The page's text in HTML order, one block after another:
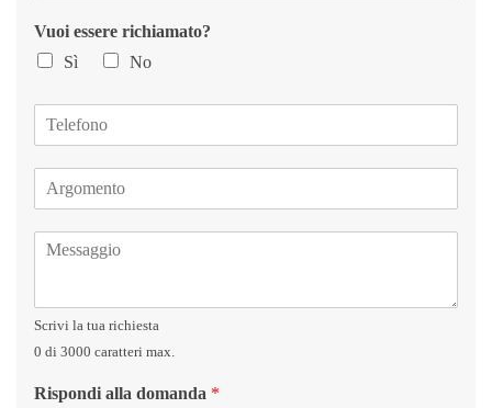
iVuoi essere richiamato?
Sì
No
n
t
o
M
s
a
g
i
Scrivi la tua richiesta
0 di 3000 caratteri max.
Rispondi alla domanda *